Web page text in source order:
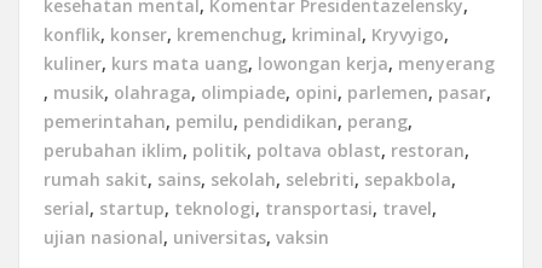
kesehatan mental , Komentar Presidentazelensky,
konflik, konser, kremenchug, kriminal, Kryvyigo,
kuliner, kurs mata uang, lowongan kerja, menyerang
, musik, olahraga, olimpiade, opini, parlemen, pasar,
pemerintahan, pemilu, pendidikan, perang,
perubahan iklim, politik, poltava oblast, restoran,
rumah sakit, sains, sekolah, selebriti, sepakbola,
serial, startup, teknologi, transportasi, travel,
ujian nasional, universitas, vaksin